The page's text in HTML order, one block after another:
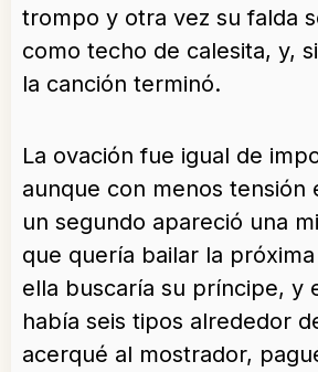
trompo y otra vez su falda
como techo de calesita, y,
la canción terminó.
La ovación fue igual de
aunque con menos tensión
un segundo apareció una
que quería bailar la
ella buscaría su príncipe, y
había seis tipos alrededor
acerqué al mostrador,